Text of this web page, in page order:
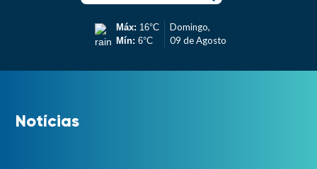
Máx: 16°C
Mín: 6°C
Domingo,
09 de Agosto
Notícias